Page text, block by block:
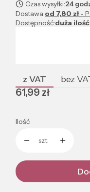
Czas wysyłki:24
Dostawa od 7,80 zł-
Dostępność:duża ilość
Poszczególne
z VAT bez
Cena
61,99 zł
Ilość
szt.